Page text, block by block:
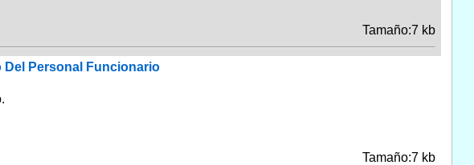
Tamaño:7 kb
Del Personal Funcionario
Tamaño:7 kb